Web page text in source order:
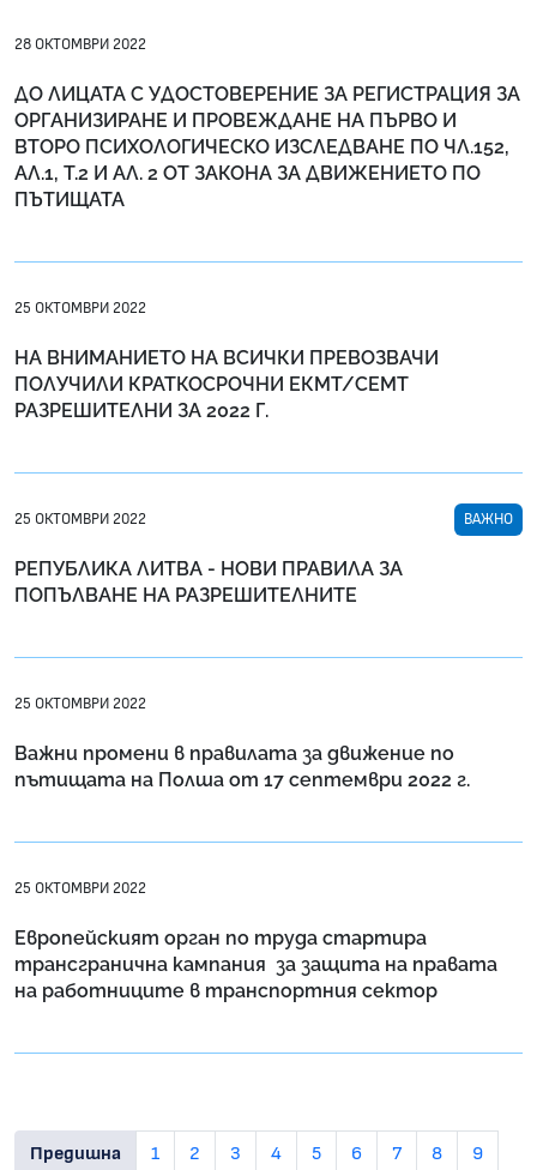
28 ОКТОМВРИ 2022
ДО ЛИЦАТА С УДОСТОВЕРЕНИЕ ЗА РЕГИСТРАЦИЯ ЗА
ОРГАНИЗИРАНЕ И ПРОВЕЖДАНЕ НА ПЪРВО И
ВТОРО ПСИХОЛОГИЧЕСКО ИЗСЛЕДВАНЕ ПО ЧЛ.152,
АЛ.1, Т.2 И АЛ. 2 ОТ ЗАКОНА ЗА ДВИЖЕНИЕТО ПО
ПЪТИЩАТА
25 ОКТОМВРИ 2022
НА ВНИМАНИЕТО НА ВСИЧКИ ПРЕВОЗВАЧИ
ПОЛУЧИЛИ КРАТКОСРОЧНИ ЕКМТ/СЕМТ
РАЗРЕШИТЕЛНИ ЗА 2022 Г.
25 ОКТОМВРИ 2022 ВАЖНО
РЕПУБЛИКА ЛИТВА - НОВИ ПРАВИЛА ЗА
ПОПЪЛВАНЕ НА РАЗРЕШИТЕЛНИТЕ
25 ОКТОМВРИ 2022
Важни промени в правилата за движение по
пътищата на Полша от 17 септември 2022 г.
25 ОКТОМВРИ 2022
Европейският орган по труда стартира
трансгранична кампания за защита на правата
на работниците в транспортния сектор
Предишна 1 2 3 4 5 6 7 8 9